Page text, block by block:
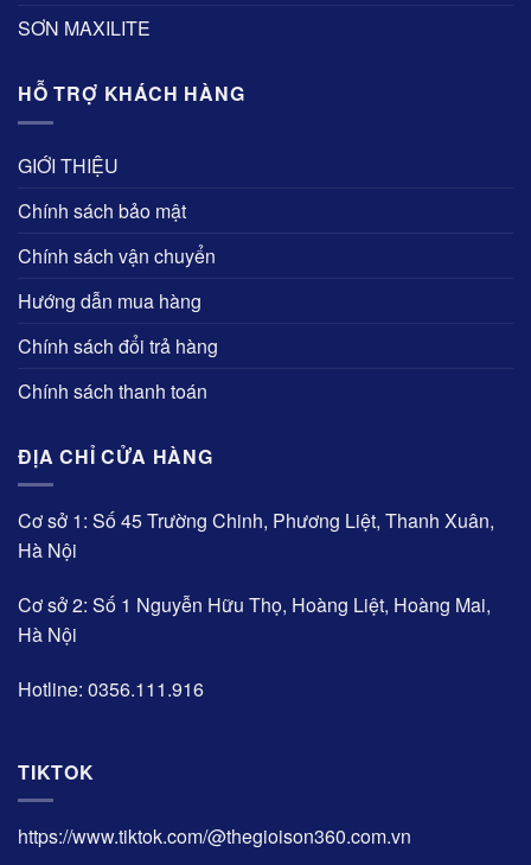
SƠN MAXILITE
HỖ TRỢ KHÁCH HÀNG
GIỚI THIỆU
Chính sách bảo mật
Chính sách vận chuyển
Hướng dẫn mua hàng
Chính sách đổi trả hàng
Chính sách thanh toán
ĐỊA CHỈ CỬA HÀNG
Cơ sở 1: Số 45 Trường Chinh, Phương Liệt, Thanh Xuân,
Hà Nội
Cơ sở 2: Số 1 Nguyễn Hữu Thọ, Hoàng Liệt, Hoàng Mai,
Hà Nội
Hotline: 0356.111.916
TIKTOK
https://www.tiktok.com/@thegioison360.com.vn